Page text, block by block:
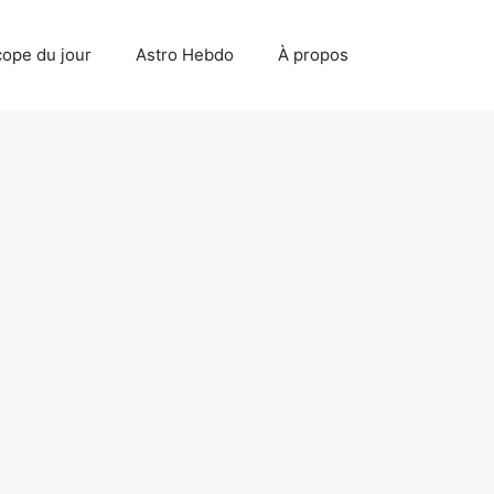
du jour Astro Hebdo À propos